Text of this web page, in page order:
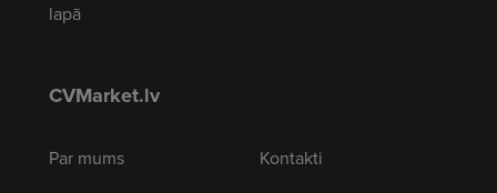
lapā
CVMarket.lv
Par mums
Kontakti